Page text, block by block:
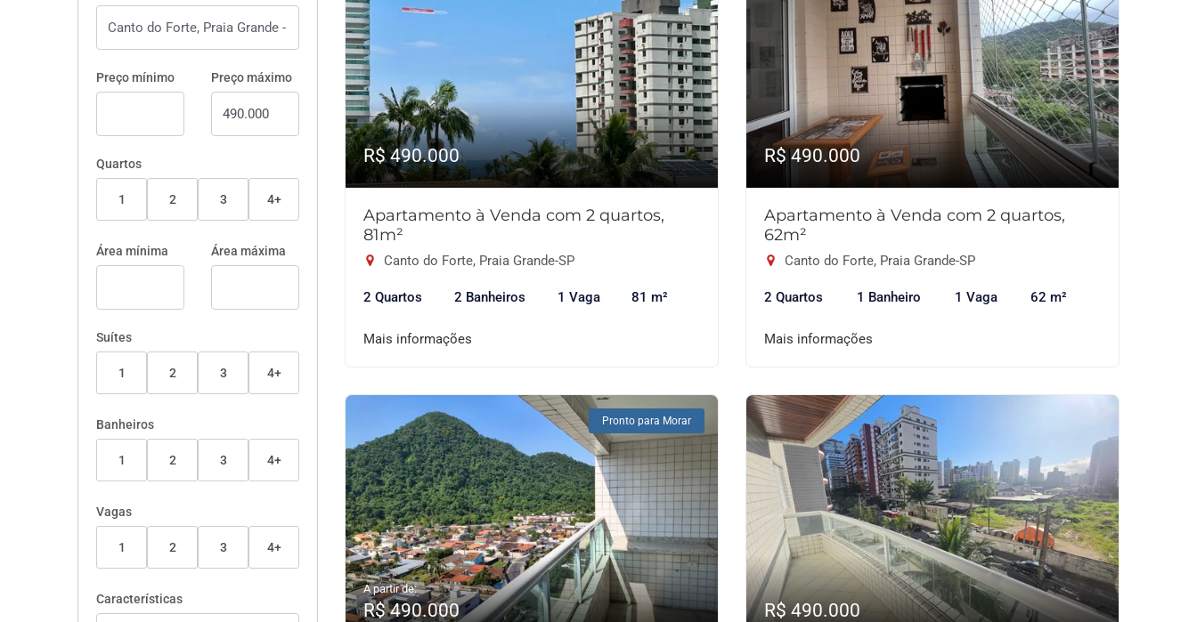
Preço mínimo Preço máximo
Quartos
1 2 3 4+
Área mínima Área máxima
Suítes
1 2 3 4+
Banheiros
1 2 3 4+
Vagas
1 2 3 4+
Características
R$ 490.000
Apartamento à Venda com 2 quartos,
81m²
Canto do Forte, Praia Grande-SP
2 Quartos 2 Banheiros 1 Vaga 81 m²
Mais informações
R$ 490.000
Apartamento à Venda com 2 quartos,
62m²
Canto do Forte, Praia Grande-SP
2 Quartos 1 Banheiro 1 Vaga 62 m²
Mais informações
Pronto para Morar
A partir de:
R$ 490.000 R$ 490.000